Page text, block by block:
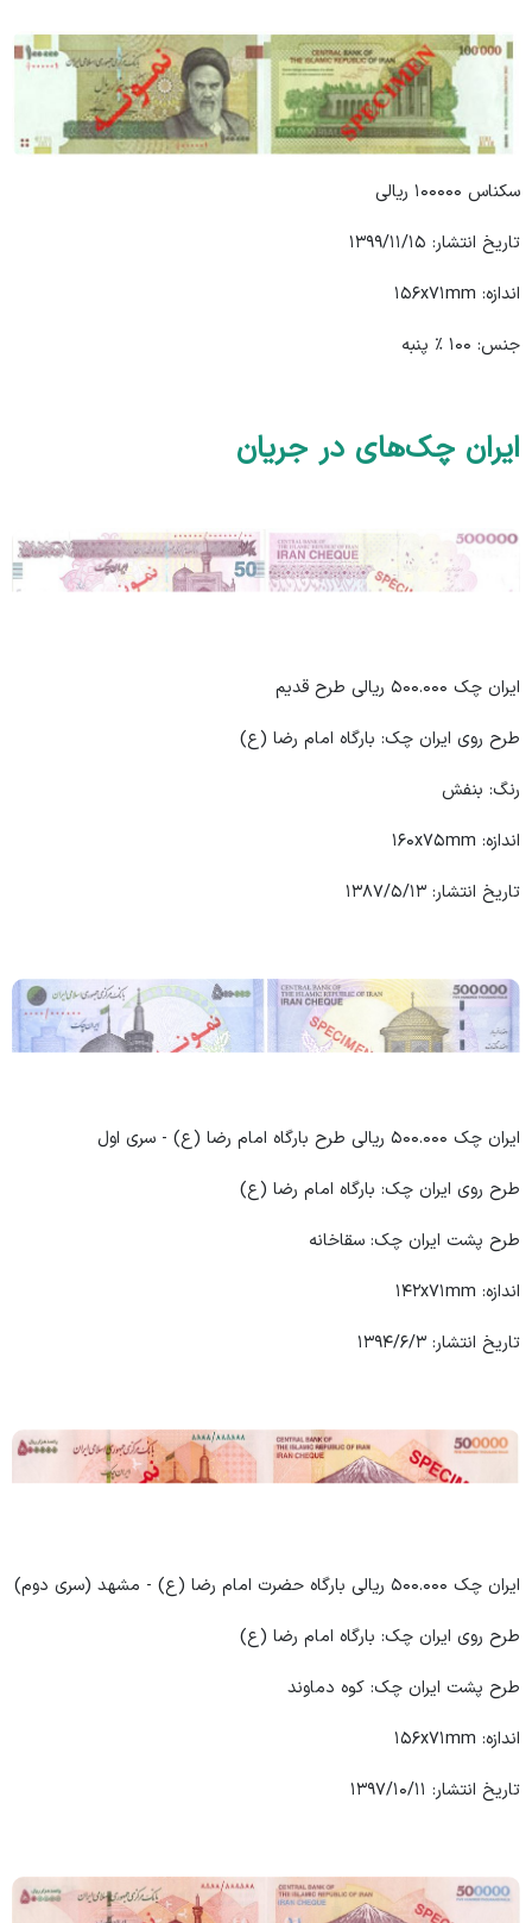
سکناس ۱۰۰۰۰۰ ریالی
تاریخ انتشار: ۱۳۹۹/۱۱/۱۵
اندازه: ۱۵۶x۷۱mm
جنس: ۱۰۰ ٪ پنبه
ایران چک‌های در جریان
ایران چک ۵۰۰.۰۰۰ ریالی طرح قدیم
طرح روی ایران چک: بارگاه امام رضا (ع)
رنگ: بنفش
اندازه: ۱۶۰x۷۵mm
تاریخ انتشار: ۱۳۸۷/۵/۱۳
ایران چک ۵۰۰.۰۰۰ ریالی طرح بارگاه امام رضا (ع) - سری اول
طرح روی ایران چک: بارگاه امام رضا (ع)
طرح پشت ایران چک: سقاخانه
اندازه: ۱۴۲x۷۱mm
تاریخ انتشار: ۱۳۹۴/۶/۳
ایران چک ۵۰۰.۰۰۰ ریالی بارگاه حضرت امام رضا (ع) - مشهد (سری دوم)
طرح روی ایران چک: بارگاه امام رضا (ع)
طرح پشت ایران چک: کوه دماوند
اندازه: ۱۵۶x۷۱mm
تاریخ انتشار: ۱۳۹۷/۱۰/۱۱